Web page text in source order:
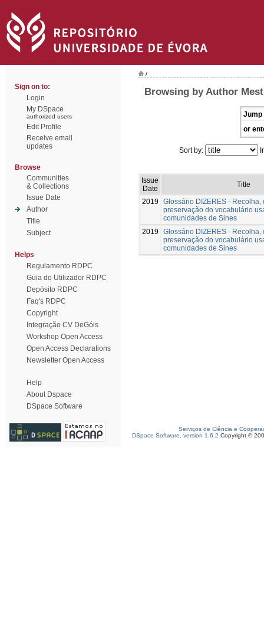
Sign on to:
Login
My DSpace
authorized users
Edit Profile
Receive email
updates
Browse
Communities
& Collections
Issue Date
Author
Title
Subject
Helps
Regulamento RDPC
Guia do Utilizador RDPC
Depósito RDPC
Faq's RDPC
Copyright
Integração CV DeGóis
Workshop Open Access
Open Access Declarations
Newsletter Open Access
Help
About Dspace
DSpace Software
/
Browsing by Author
Jump
or
Sort by:
Issue
Date
Title
2019
Glossário DIZERES - Recolha,
preservação do vocabulário
comunidades de Sines
2019
Glossário DIZERES - Recolha,
preservação do vocabulário
comunidades de Sines
Serviços de Ciência e
DSpace Software, version 1.6.2 Copyright ©